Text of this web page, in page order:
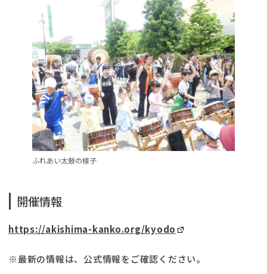
ふれあい太鼓の様子
開催情報
https://akishima-kanko.org/kyodo
※最新の情報は、公式情報をご確認ください。